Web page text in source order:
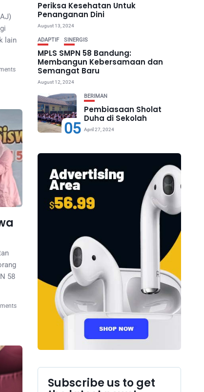
lain
58
Periksa Kesehatan Untuk
Penanganan Dini
August 13, 2024
ADAPTIF SINERGIS
MPLS SMPN 58 Bandung:
Membangun Kebersamaan dan
Semangat Baru
August 12, 2024
05
BERIMAN
Pembiasaan Sholat
Duha di Sekolah
April 27, 2024
Subscribe us to get